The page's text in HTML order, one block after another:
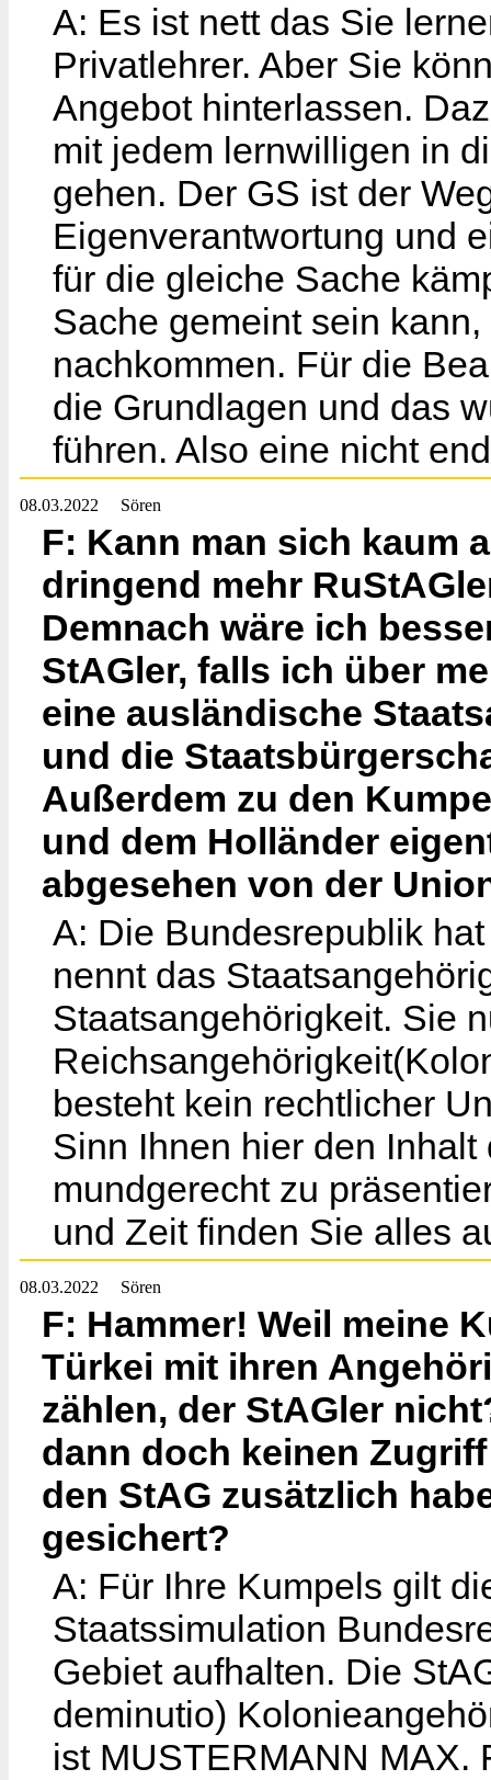
A: Es ist nett das Sie
Privatlehrer. Aber Sie
Angebot hinterlassen.
mit jedem lernwilligen in
gehen. Der GS ist der
Eigenverantwortung und
für die gleiche Sache
Sache gemeint sein
nachkommen. Für die
die Grundlagen und das
führen. Also eine nicht
08.03.2022 Sören
F: Kann man sich kaum
dringend mehr
Demnach wäre ich
StAGler, falls ich über
eine ausländische
und die
Außerdem zu den
und dem Holländer
abgesehen von der
A: Die Bundesrepublik
nennt das
Staatsangehörigkeit. Sie
besteht kein rechtlicher
Sinn Ihnen hier den
mundgerecht zu
und Zeit finden Sie alles
08.03.2022 Sören
F: Hammer! Weil meine
Türkei mit ihren
zählen, der StAGler
dann doch keinen
den StAG zusätzlich
gesichert?
A: Für Ihre Kumpels gilt
Staatssimulation
Gebiet aufhalten. Die
deminutio)
ist MUSTERMANN MAX.